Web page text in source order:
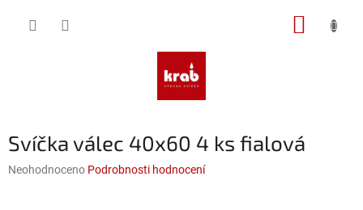
Svíčka válec 40x60 4 ks fialová
Průměrné
Neohodnoceno Podrobnosti hodnocení